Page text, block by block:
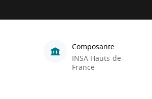
Composante
INSA Hauts-de-
France